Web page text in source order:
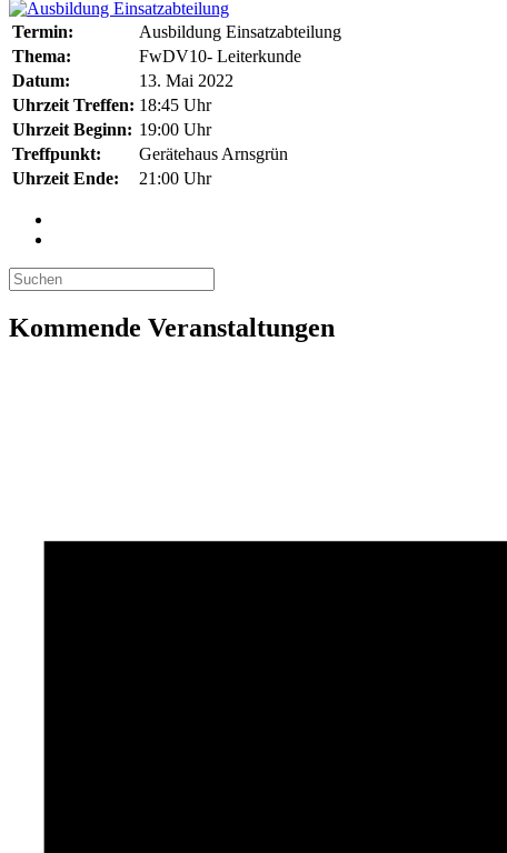
Termin:
Ausbildung Einsatzabteilung
Thema:
FwDV10- Leiterkunde
Datum:
13. Mai 2022
Uhrzeit Treffen: 18:45 Uhr
Uhrzeit Beginn: 19:00 Uhr
Treffpunkt:
Gerätehaus Arnsgrün
Uhrzeit Ende:
21:00 Uhr
Kommende Veranstaltungen